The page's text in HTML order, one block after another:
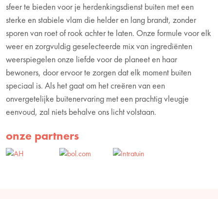
sfeer te bieden voor je herdenkingsdienst buiten met een
sterke en stabiele vlam die helder en lang brandt, zonder
sporen van roet of rook achter te laten. Onze formule voor elk
weer en zorgvuldig geselecteerde mix van ingrediënten
weerspiegelen onze liefde voor de planeet en haar
bewoners, door ervoor te zorgen dat elk moment buiten
speciaal is. Als het gaat om het creëren van een
onvergetelijke buitenervaring met een prachtig vleugje
eenvoud, zal niets behalve ons licht volstaan.
onze partners